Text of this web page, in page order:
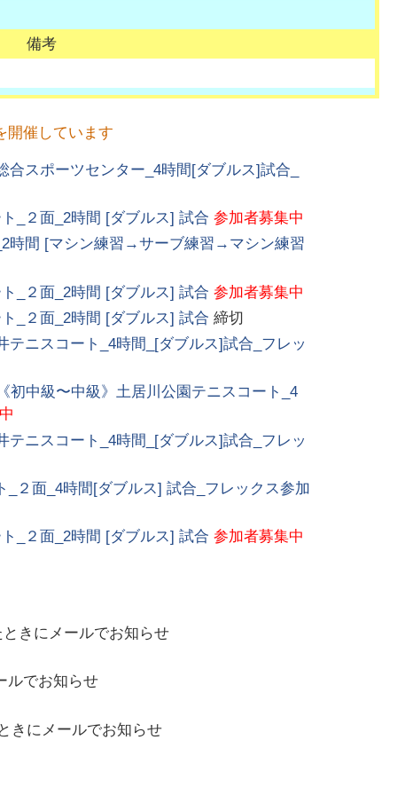
備考
開催しています
スポーツセンター_4時間[ダブルス]試合_
_２面_2時間 [ダブルス] 試合 参加者募集中
時間 [マシン練習→サーブ練習→マシン練習
_２面_2時間 [ダブルス] 試合 参加者募集中
_２面_2時間 [ダブルス] 試合 締切
テニスコート_4時間_[ダブルス]試合_フレッ
初中級〜中級》土居川公園テニスコート_4
テニスコート_4時間_[ダブルス]試合_フレッ
_２面_4時間[ダブルス] 試合_フレックス参加
_２面_2時間 [ダブルス] 試合 参加者募集中
きにメールでお知らせ
ルでお知らせ
きにメールでお知らせ